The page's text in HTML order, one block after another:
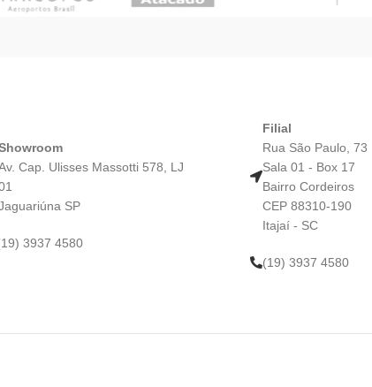
Cap. Ulisses Massotti 578, LJ
SP​
3937 4580
Filial
Rua São Paulo, 73
Sala 01 - Box 17
Bairro Cordeiros
CEP 88310-190
Itajaí - SC
(19) 3937 4580​